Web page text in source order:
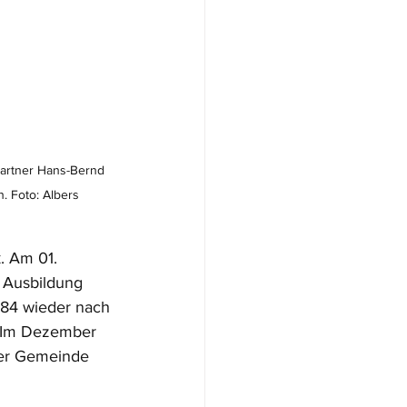
Hans-Bernd
Foto: Albers
Am 01.
wieder nach
Dezember
Gemeinde